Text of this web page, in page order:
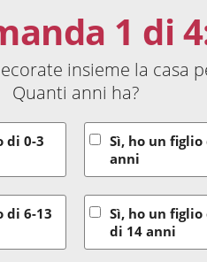
1 di
insieme la casa
Quanti anni ha?
di 0-3
Sì, ho un figlio
anni
di 6-13
Sì, ho un figlio
di 14 anni